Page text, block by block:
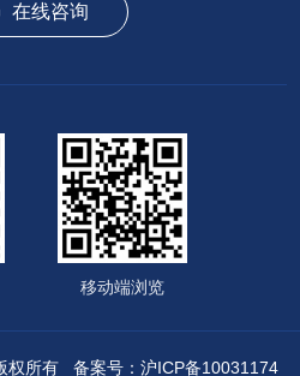
在线咨询
移动端浏览
权所有 备案号：沪ICP备10031174